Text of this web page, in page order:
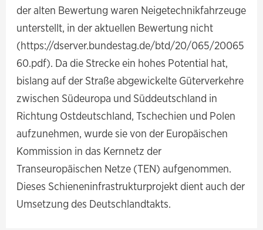
der alten Bewertung waren Neigetechnikfahrzeuge
unterstellt, in der aktuellen Bewertung nicht
(https://dserver.bundestag.de/btd/20/065/20065
60.pdf). Da die Strecke ein hohes Potential hat,
bislang auf der Straße abgewickelte Güterverkehre
zwischen Südeuropa und Süddeutschland in
Richtung Ostdeutschland, Tschechien und Polen
aufzunehmen, wurde sie von der Europäischen
Kommission in das Kernnetz der
Transeuropäischen Netze (TEN) aufgenommen.
Dieses Schieneninfrastrukturprojekt dient auch der
Umsetzung des Deutschlandtakts.